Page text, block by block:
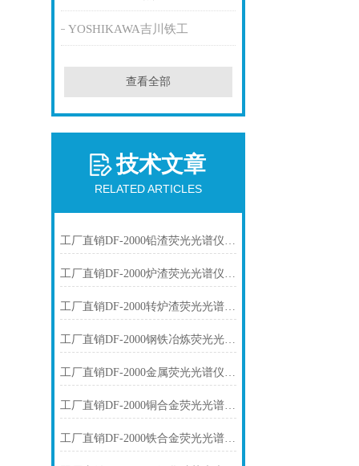
YOSHIKAWA吉川铁工
查看全部
技术文章
RELATED ARTICLES
工厂直销DF-2000铅渣荧光光谱仪技术参数
工厂直销DF-2000炉渣荧光光谱仪技术参数
工厂直销DF-2000转炉渣荧光光谱仪技术参数
工厂直销DF-2000钢铁冶炼荧光光谱仪技术参数
工厂直销DF-2000金属荧光光谱仪技术参数
工厂直销DF-2000铜合金荧光光谱仪技术参数
工厂直销DF-2000铁合金荧光光谱仪技术参数